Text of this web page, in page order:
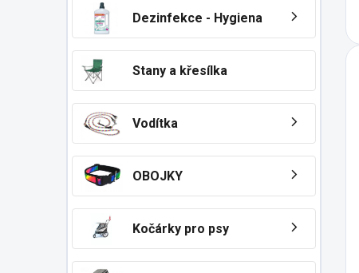
Dezinfekce - Hygiena
Stany a křesílka
Vodítka
OBOJKY
Kočárky pro psy